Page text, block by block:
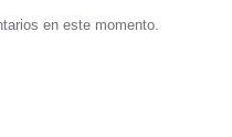
en este momento.